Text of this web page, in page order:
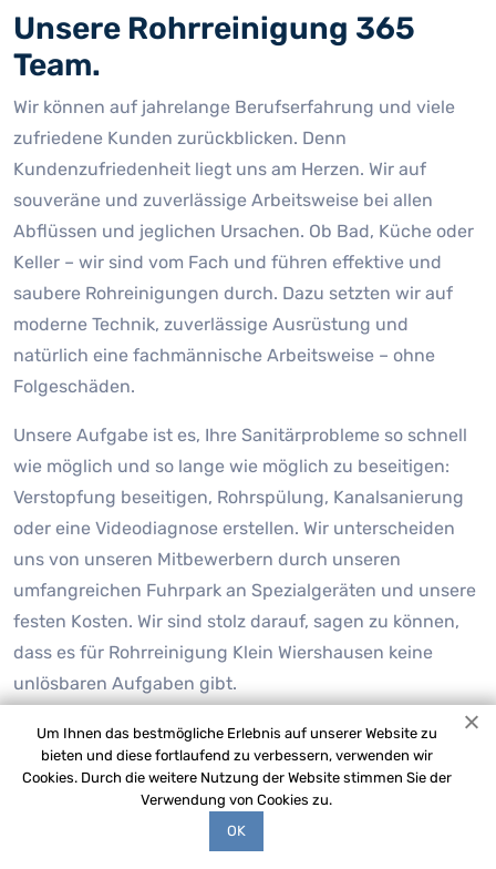
Unsere Rohrreinigung 365
Team.
Wir können auf jahrelange Berufserfahrung und viele
zufriedene Kunden zurückblicken. Denn
Kundenzufriedenheit liegt uns am Herzen. Wir auf
souveräne und zuverlässige Arbeitsweise bei allen
Abflüssen und jeglichen Ursachen. Ob Bad, Küche oder
Keller – wir sind vom Fach und führen effektive und
saubere Rohreinigungen durch. Dazu setzten wir auf
moderne Technik, zuverlässige Ausrüstung und
natürlich eine fachmännische Arbeitsweise – ohne
Folgeschäden.
Unsere Aufgabe ist es, Ihre Sanitärprobleme so schnell
wie möglich und so lange wie möglich zu beseitigen:
Verstopfung beseitigen, Rohrspülung, Kanalsanierung
oder eine Videodiagnose erstellen. Wir unterscheiden
uns von unseren Mitbewerbern durch unseren
umfangreichen Fuhrpark an Spezialgeräten und unsere
festen Kosten. Wir sind stolz darauf, sagen zu können,
dass es für Rohrreinigung Klein Wiershausen keine
unlösbaren Aufgaben gibt.
Um Ihnen das bestmögliche Erlebnis auf unserer Website zu
bieten und diese fortlaufend zu verbessern, verwenden wir
Cookies. Durch die weitere Nutzung der Website stimmen Sie der
Verwendung von Cookies zu.
OK